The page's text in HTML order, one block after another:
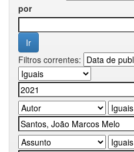
por
Filtros correntes: